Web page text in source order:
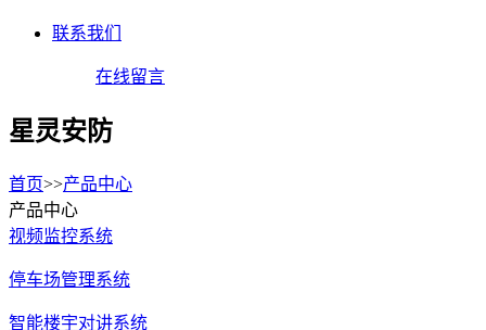
联系我们
在线留言
星灵安防
首页>>产品中心
产品中心
视频监控系统
停车场管理系统
智能楼宇对讲系统